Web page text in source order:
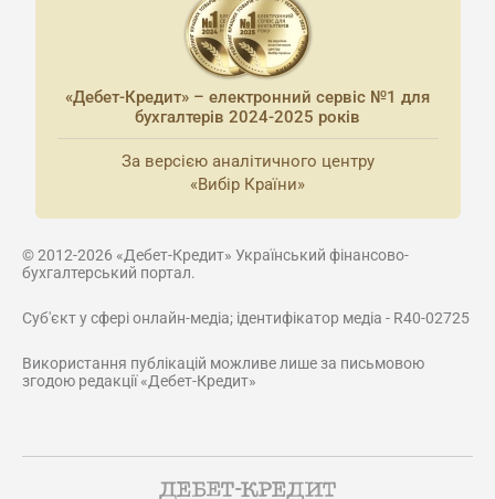
«Дебет-Кредит» – електронний сервіс №1 для
бухгалтерів 2024-2025 років
За версією аналітичного центру
«Вибір Країни»
© 2012-2026 «Дебет-Кредит» Український фінансово-
бухгалтерський портал.
Суб'єкт у сфері онлайн-медіа; ідентифікатор медіа - R40-02725
Використання публікацій можливе лише за письмовою
згодою редакції «Дебет-Кредит»